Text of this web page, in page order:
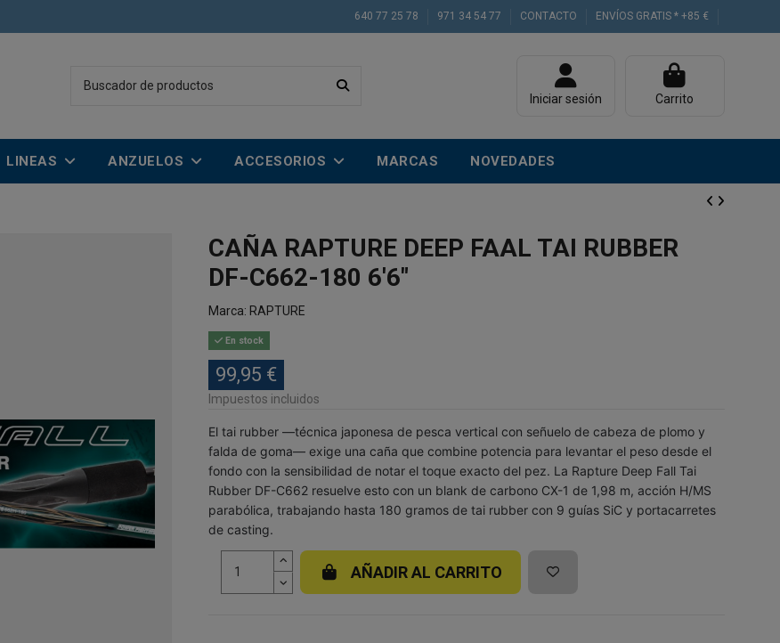
640 77 25 78 971 34 54 77 CONTACTO ENVÍOS GRATIS * +85 €
Iniciar sesión Carrito
LINEAS ANZUELOS ACCESORIOS MARCAS NOVEDADES
CAÑA RAPTURE DEEP FAAL TAI RUBBER
DF-C662-180 6'6"
Marca: RAPTURE
En stock
99,95 €
Impuestos incluidos
El tai rubber —técnica japonesa de pesca vertical con señuelo de cabeza de plomo y
falda de goma— exige una caña que combine potencia para levantar el peso desde el
fondo con la sensibilidad de notar el toque exacto del pez. La Rapture Deep Fall Tai
Rubber DF-C662 resuelve esto con un blank de carbono CX-1 de 1,98 m, acción H/MS
parabólica, trabajando hasta 180 gramos de tai rubber con 9 guías SiC y portacarretes
de casting.
AÑADIR AL CARRITO